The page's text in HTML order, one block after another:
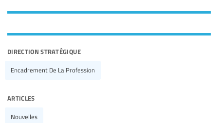
direction stratégique
Encadrement De La Profession
articles
Nouvelles